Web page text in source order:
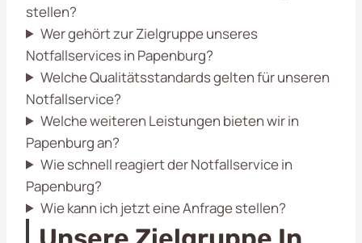
stellen?
Wer gehört zur Zielgruppe unseres
Notfallservices in Papenburg?
Welche Qualitätsstandards gelten für unseren
Notfallservice?
Welche weiteren Leistungen bieten wir in
Papenburg an?
Wie schnell reagiert der Notfallservice in
Papenburg?
Wie kann ich jetzt eine Anfrage stellen?